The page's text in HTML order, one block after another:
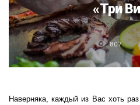
«Три
807
Наверняка, каждый из Вас хоть